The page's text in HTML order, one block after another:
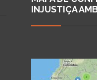
INJUSTIÇA